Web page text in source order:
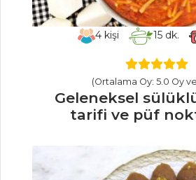
Sarma
Acuka
Mezeler Tüm
Tarifleri
YEMEKLERI
4 kişi 15dk.
(Ortalama Oy: 5.0 Oy
Geleneksel
tarifi ve püf